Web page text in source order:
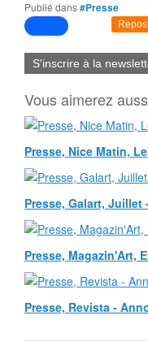
Publié dans#Presse
S'inscrire à la
Vous aimerez
Presse, Nice Matin,
Presse, Galart,
Presse, Magazin'Art,
Presse, Revista -